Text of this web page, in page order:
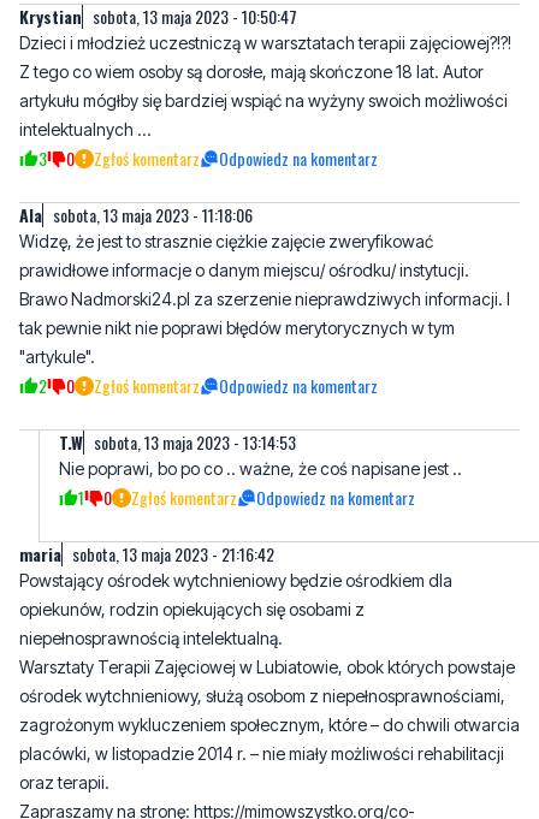
artykułu mógłby się bardziej wspiąć na wyżyny swoich możliwości
intelektualnych ...
3 0 Zgłoś komentarz Odpowiedz na komentarz
Ala sobota, 13 maja 2023 - 11:18:06
Widzę, że jest to strasznie ciężkie zajęcie zweryfikować
Brawo Nadmorski24.pl za szerzenie nieprawdziwych informacji. I
tak pewnie nikt nie poprawi błędów merytorycznych w tym
"artykule".
2 0 Zgłoś komentarz Odpowiedz na komentarz
T.W
Nie poprawi, bo po co .. ważne, że coś napisane jest ..
maria sobota, 13 maja 2023 - 21:16:42
Powstający ośrodek wytchnieniowy będzie ośrodkiem dla
niepełnosprawnością intelektualną.
Warsztaty Terapii Zajęciowej w Lubiatowie, obok których powstaje
ośrodek wytchnieniowy, służą osobom z niepełnosprawnościami,
zagrożonym wykluczeniem społecznym, które – do chwili otwarcia
placówki, w listopadzie 2014 r. – nie miały możliwości rehabilitacji
oraz terapii.
Zapraszamy na stronę: https://mimowszystko.org/co-
robimy/osrodek-wytchnieniowy-w-lubiatowie/
3 0 Zgłoś komentarz